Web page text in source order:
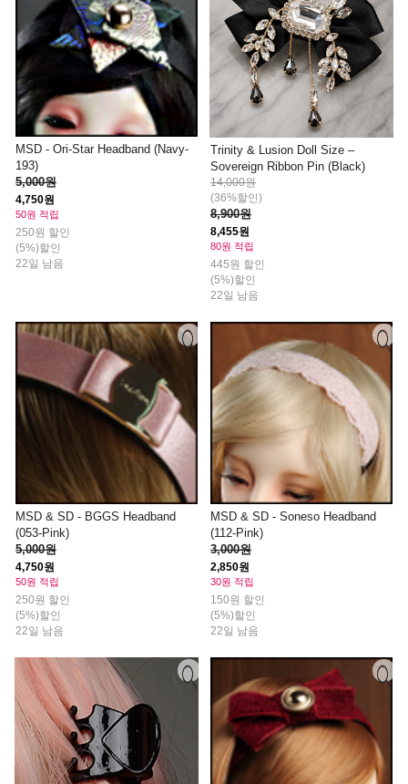
MSD - Ori-Star Headband (Navy-
193)
5,000원
4,750원
50원 적립
250원 할인
(5%)할인
22일 남음
Trinity & Lusion Doll Size –
Sovereign Ribbon Pin (Black)
14,000원
(36%할인)
8,900원
8,455원
80원 적립
445원 할인
(5%)할인
22일 남음
MSD & SD - BGGS Headband
(053-Pink)
5,000원
4,750원
50원 적립
250원 할인
(5%)할인
22일 남음
MSD & SD - Soneso Headband
(112-Pink)
3,000원
2,850원
30원 적립
150원 할인
(5%)할인
22일 남음